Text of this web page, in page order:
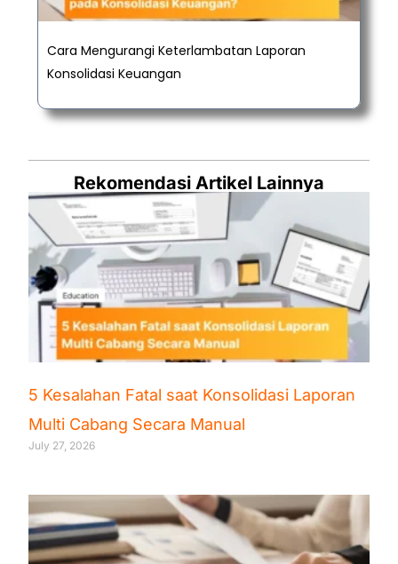
Cara Mengurangi Keterlambatan Laporan
Konsolidasi Keuangan
Rekomendasi Artikel Lainnya
5 Kesalahan Fatal saat Konsolidasi Laporan
Multi Cabang Secara Manual
July 27, 2026